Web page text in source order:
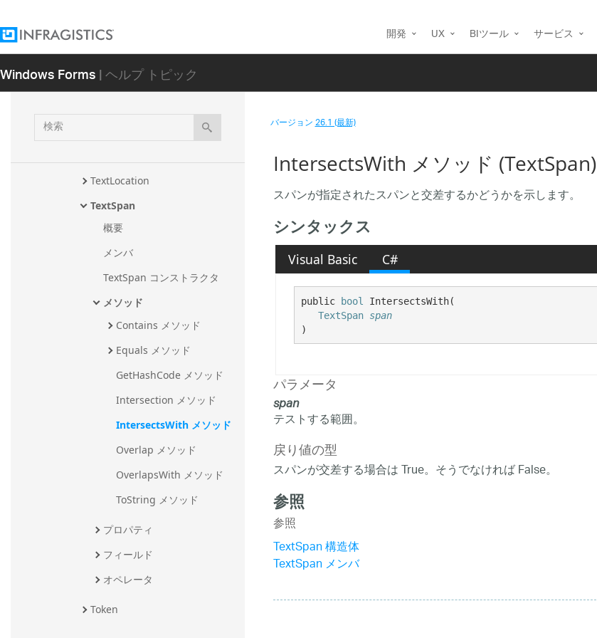
開発 UX BIツール サービス
Windows Forms| ヘルプ トピック
検
索
クラス
列挙型
構造体
TextLocation
TextSpan
概要
メンバ
TextSpan コンストラクタ
メソッド
Contains メソッド
Equals メソッド
GetHashCode メソッド
Intersection メソッド
IntersectsWith メソッド
Overlap メソッド
OverlapsWith メソッド
ToString メソッド
プロパティ
フィールド
オペレータ
Token
バージョン26.1 (最新)
IntersectsWith メソッド (TextSpan)
スパンが指定されたスパンと交差するかどうかを示します。
シンタックス
Visual Basic C#
public bool
IntersectsWith(
TextSpan span
)
パラメータ
span
テストする範囲。
戻り値の型
スパンが交差する場合は True。そうでなければ False。
参照
参照
TextSpan 構造体
TextSpan メンバ